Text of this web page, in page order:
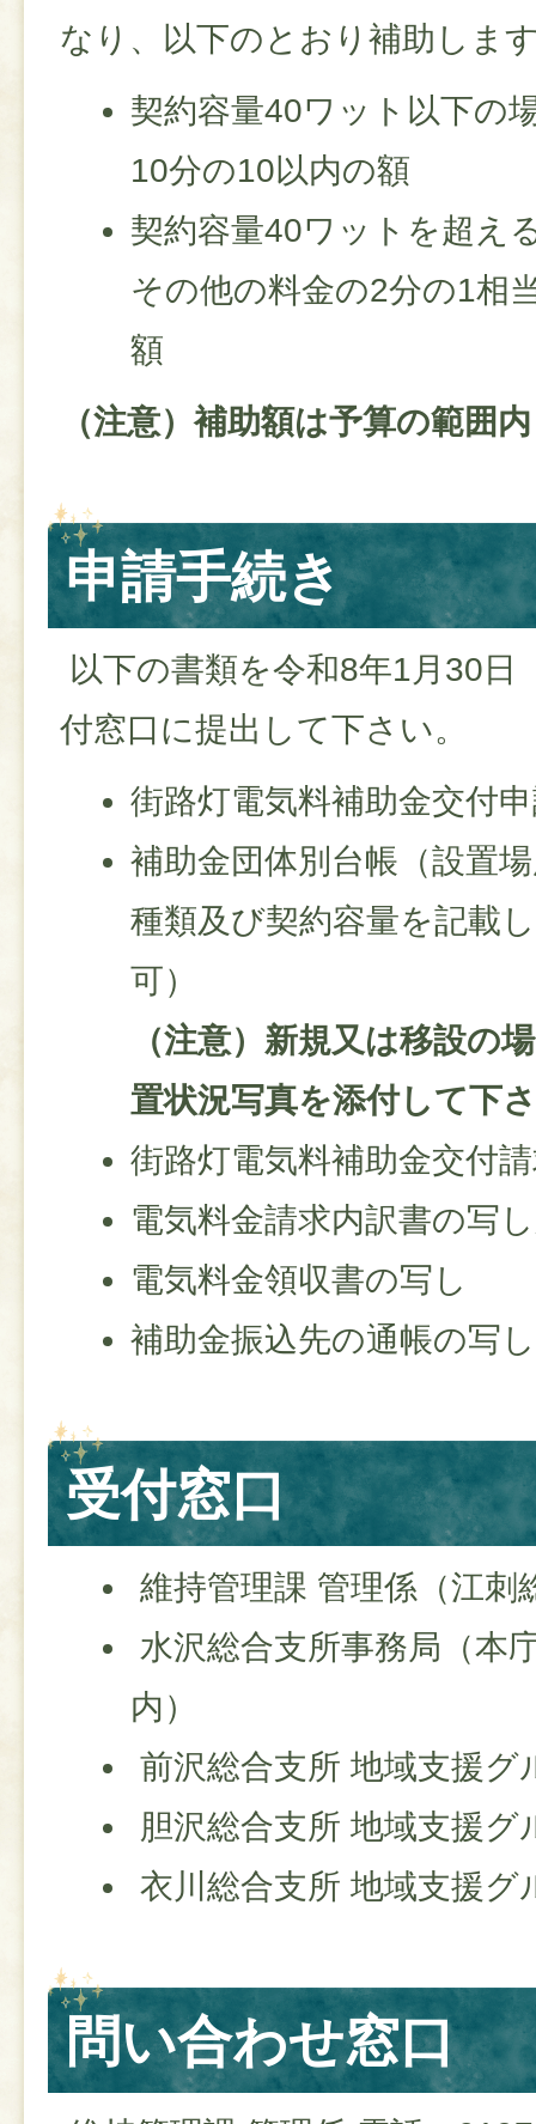
なり、以下のとおり補助しま
契約容量40ワット以下の
10分の10以内の額
契約容量40ワットを超え
その他の料金の2分の1相
額
（注意）補助額は予算の範囲
申請手続き
以下の書類を令和8年1月30日
付窓口に提出して下さい。
街路灯電気料補助金交付
補助金団体別台帳（設置
種類及び契約容量を記載
可）
（注意）新規又は移設の
置状況写真を添付して下
街路灯電気料補助金交付
電気料金請求内訳書の写
電気料金領収書の写し
補助金振込先の通帳の写し
受付窓口
維持管理課 管理係（江刺
水沢総合支所事務局（本
内）
前沢総合支所 地域支援グ
胆沢総合支所 地域支援グ
衣川総合支所 地域支援グ
問い合わせ窓口